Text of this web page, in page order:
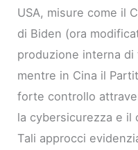
USA, misure come il
di Biden (ora
produzione interna
mentre in Cina il
forte controllo
la cybersicurezza e il
Tali approcci